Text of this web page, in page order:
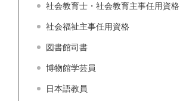
社会教育士・社会教育主事任用資格
社会福祉主事任用資格
図書館司書
博物館学芸員
日本語教員